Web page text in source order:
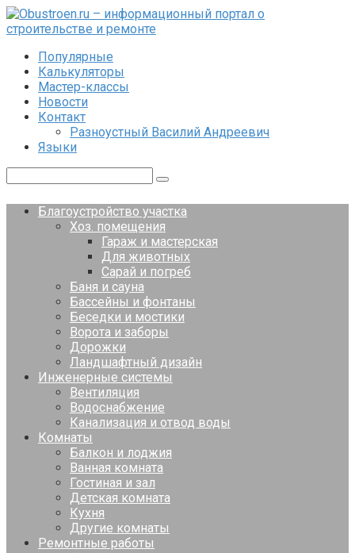
Перейти
к
Популярные
Калькуляторы
Мастер-классы
Новости
Контакт
Разноустный Василий Андреевич
Языки
Благоустройство участка
Хоз. помещения
Гараж и мастерская
Для животных
Сарай и погреб
Баня и сауна
Бассейны и фонтаны
Беседки и мостики
Ворота и заборы
Дорожки
Ландшафтный дизайн
Инженерные системы
Вентиляция
Водоснабжение
Канализация и отвод воды
Комнаты
Балкон и лоджия
Ванная комната
Гостиная и зал
Детская комната
Кухня
Другие комнаты
Ремонтные работы